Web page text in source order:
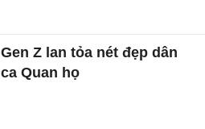
Gen Z lan tỏa nét đẹp dân
ca Quan họ